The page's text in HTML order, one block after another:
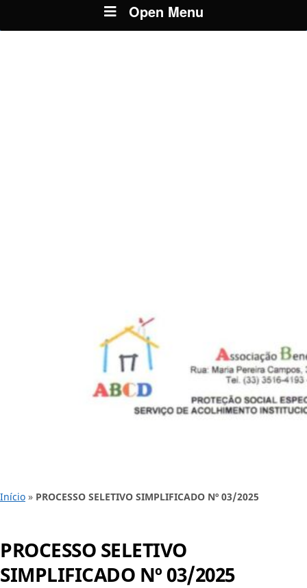
Open Menu
Início » PROCESSO SELETIVO SIMPLIFICADO Nº 03/2025
PROCESSO SELETIVO
SIMPLIFICADO Nº 03/2025